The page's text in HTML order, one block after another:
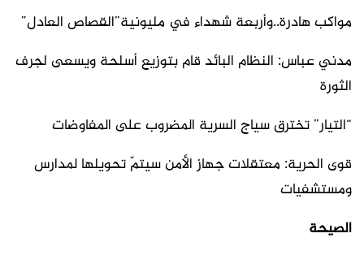
مواكب هادرة..وأربعة شهداء في مليونية”القصاص العادل”
مدني عباس: النظام البائد قام بتوزيع أسلحة ويسعى لجرف
الثورة
“التيار” تخترق سياج السرية المضروب على المفاوضات
قوى الحرية: معتقلات جهاز الأمن سيتمّ تحويلها لمدارس
ومستشفيات
الصيحة